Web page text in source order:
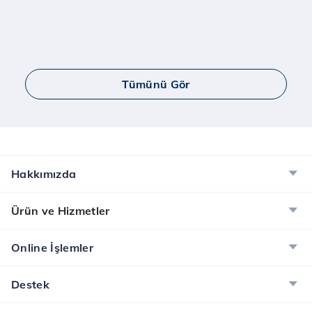
Tümünü Gör
Hakkımızda
Ürün ve Hizmetler
Online İşlemler
Destek